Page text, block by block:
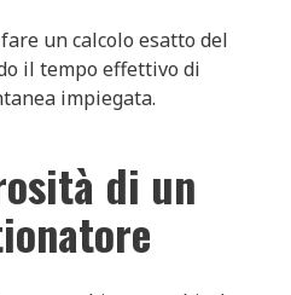
un calcolo esatto del
il tempo effettivo di
impiegata.
di un